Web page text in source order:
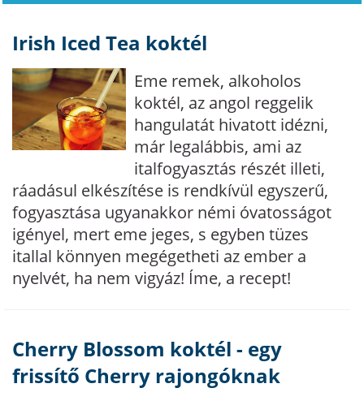
Irish Iced Tea koktél
Eme remek, alkoholos
koktél, az angol reggelik
hangulatát hivatott idézni,
már legalábbis, ami az
italfogyasztás részét illeti,
ráadásul elkészítése is rendkívül egyszerű,
fogyasztása ugyanakkor némi óvatosságot
igényel, mert eme jeges, s egyben tüzes
itallal könnyen megégetheti az ember a
nyelvét, ha nem vigyáz! Íme, a recept!
Cherry Blossom koktél - egy
frissítő Cherry rajongóknak